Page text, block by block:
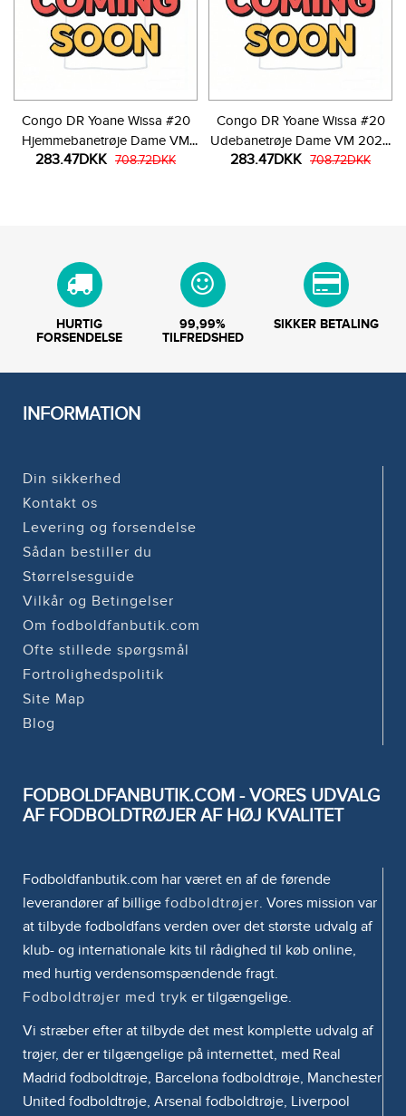
Congo DR Yoane Wissa #20
Hjemmebanetrøje Dame VM
2026 Kortærmet
283.47DKK 708.72DKK
Congo DR Yoane Wissa #20
Udebanetrøje Dame VM 2026
Kortærmet
283.47DKK 708.72DKK
HURTIG
FORSENDELSE
99,99%
TILFREDSHED
SIKKER BETALING
INFORMATION
Din sikkerhed
Kontakt os
Levering og forsendelse
Sådan bestiller du
Størrelsesguide
Vilkår og Betingelser
Om fodboldfanbutik.com
Ofte stillede spørgsmål
Fortrolighedspolitik
Site Map
Blog
FODBOLDFANBUTIK.COM - VORES UDVALG
AF FODBOLDTRØJER AF HØJ KVALITET
Fodboldfanbutik.com har været en af de førende
leverandører af billige fodboldtrøjer. Vores mission var
at tilbyde fodboldfans verden over det største udvalg af
klub- og internationale kits til rådighed til køb online,
med hurtig verdensomspændende fragt.
Fodboldtrøjer med tryk er tilgængelige.
Vi stræber efter at tilbyde det mest komplette udvalg af
trøjer, der er tilgængelige på internettet, med Real
Madrid fodboldtrøje, Barcelona fodboldtrøje, Manchester
United fodboldtrøje, Arsenal fodboldtrøje, Liverpool